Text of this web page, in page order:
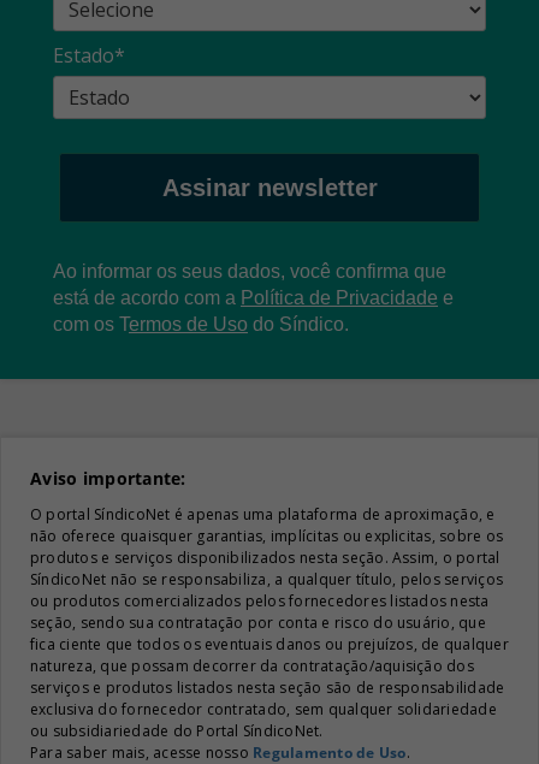
Estado*
Assinar newsletter
Ao informar os seus dados, você confirma que
está de acordo com a Política de Privacidade e
com os Termos de Uso do Síndico.
Aviso importante:
O portal SíndicoNet é apenas uma plataforma de aproximação, e
não oferece quaisquer garantias, implícitas ou explicitas, sobre os
produtos e serviços disponibilizados nesta seção. Assim, o portal
SíndicoNet não se responsabiliza, a qualquer título, pelos serviços
ou produtos comercializados pelos fornecedores listados nesta
seção, sendo sua contratação por conta e risco do usuário, que
fica ciente que todos os eventuais danos ou prejuízos, de qualquer
natureza, que possam decorrer da contratação/aquisição dos
serviços e produtos listados nesta seção são de responsabilidade
exclusiva do fornecedor contratado, sem qualquer solidariedade
ou subsidiariedade do Portal SíndicoNet.
Para saber mais, acesse nosso Regulamento de Uso.